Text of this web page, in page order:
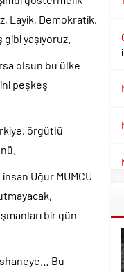
Layik, Demokratik,
yaşıyoruz.
olsun bu ülke
peşkeş
örgütlü
Uğur MUMCU
bir gün
Bu